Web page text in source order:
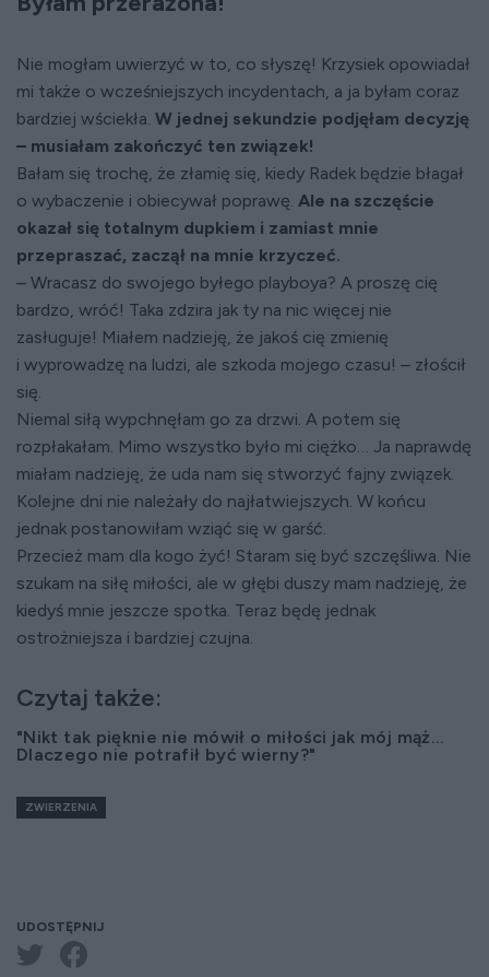
Nie mogłam uwierzyć w to, co słyszę! Krzysiek opowiadał
mi także o wcześniejszych incydentach, a ja byłam coraz
bardziej wściekła. W jednej sekundzie podjęłam decyzję
– musiałam zakończyć ten związek!
Bałam się trochę, że złamię się, kiedy Radek będzie błagał
o wybaczenie i obiecywał poprawę. Ale na szczęście
okazał się totalnym dupkiem i zamiast mnie
przepraszać, zaczął na mnie krzyczeć.
– Wracasz do swojego byłego playboya? A proszę cię
bardzo, wróć! Taka zdzira jak ty na nic więcej nie
zasługuje! Miałem nadzieję, że jakoś cię zmienię
i wyprowadzę na ludzi, ale szkoda mojego czasu! – złościł
się.
Niemal siłą wypchnęłam go za drzwi. A potem się
rozpłakałam. Mimo wszystko było mi ciężko… Ja naprawdę
miałam nadzieję, że uda nam się stworzyć fajny związek.
Kolejne dni nie należały do najłatwiejszych. W końcu
jednak postanowiłam wziąć się w garść.
Przecież mam dla kogo żyć! Staram się być szczęśliwa. Nie
szukam na siłę miłości, ale w głębi duszy mam nadzieję, że
kiedyś mnie jeszcze spotka. Teraz będę jednak
ostrożniejsza i bardziej czujna.
Czytaj także:
"Nikt tak pięknie nie mówił o miłości jak mój mąż...
Dlaczego nie potrafił być wierny?"
ZWIERZENIA
UDOSTĘPNIJ